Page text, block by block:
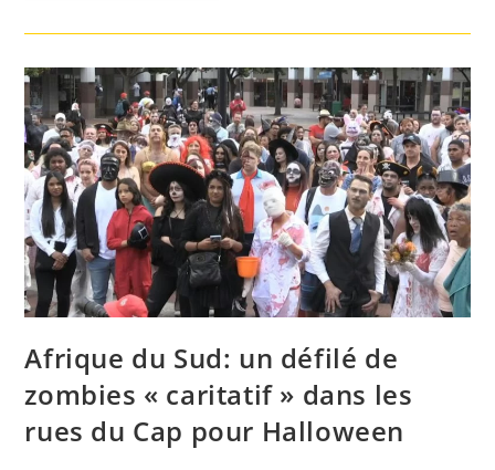
Des
Familles
De
Militaires
Et
Blessés
Des
Armées
Afrique du Sud: un défilé de
zombies « caritatif » dans les
rues du Cap pour Halloween